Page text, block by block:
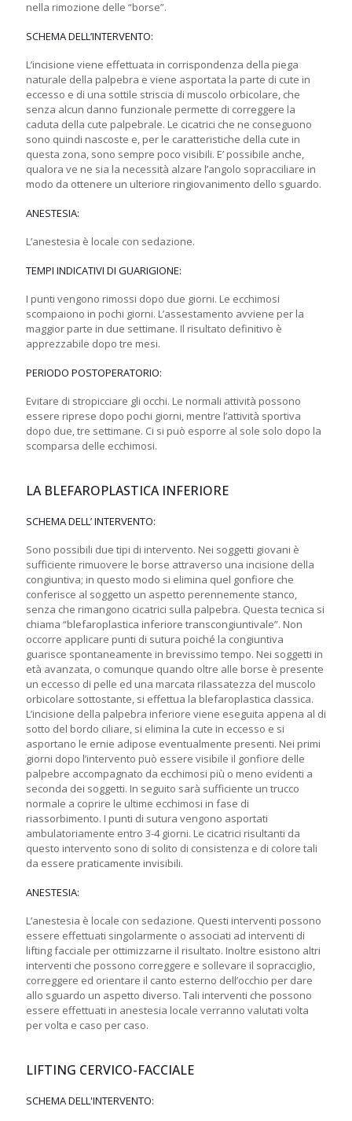
nella rimozione delle “borse”.
SCHEMA DELL’INTERVENTO:
L’incisione viene effettuata in corrispondenza della piega
naturale della palpebra e viene asportata la parte di cute in
eccesso e di una sottile striscia di muscolo orbicolare, che
senza alcun danno funzionale permette di correggere la
caduta della cute palpebrale. Le cicatrici che ne conseguono
sono quindi nascoste e, per le caratteristiche della cute in
questa zona, sono sempre poco visibili. E’ possibile anche,
qualora ve ne sia la necessità alzare l’angolo sopracciliare in
modo da ottenere un ulteriore ringiovanimento dello sguardo.
ANESTESIA:
L’anestesia è locale con sedazione.
TEMPI INDICATIVI DI GUARIGIONE:
I punti vengono rimossi dopo due giorni. Le ecchimosi
scompaiono in pochi giorni. L’assestamento avviene per la
maggior parte in due settimane. Il risultato definitivo è
apprezzabile dopo tre mesi.
PERIODO POSTOPERATORIO:
Evitare di stropicciare gli occhi. Le normali attività possono
essere riprese dopo pochi giorni, mentre l’attività sportiva
dopo due, tre settimane. Ci si può esporre al sole solo dopo la
scomparsa delle ecchimosi.
LA BLEFAROPLASTICA INFERIORE
SCHEMA DELL’ INTERVENTO:
Sono possibili due tipi di intervento. Nei soggetti giovani è
sufficiente rimuovere le borse attraverso una incisione della
congiuntiva; in questo modo si elimina quel gonfiore che
conferisce al soggetto un aspetto perennemente stanco,
senza che rimangono cicatrici sulla palpebra. Questa tecnica si
chiama “blefaroplastica inferiore transcongiuntivale”. Non
occorre applicare punti di sutura poiché la congiuntiva
guarisce spontaneamente in brevissimo tempo. Nei soggetti in
età avanzata, o comunque quando oltre alle borse è presente
un eccesso di pelle ed una marcata rilassatezza del muscolo
orbicolare sottostante, si effettua la blefaroplastica classica.
L’incisione della palpebra inferiore viene eseguita appena al di
sotto del bordo ciliare, si elimina la cute in eccesso e si
asportano le ernie adipose eventualmente presenti. Nei primi
giorni dopo l’intervento può essere visibile il gonfiore delle
palpebre accompagnato da ecchimosi più o meno evidenti a
seconda dei soggetti. In seguito sarà sufficiente un trucco
normale a coprire le ultime ecchimosi in fase di
riassorbimento. I punti di sutura vengono asportati
ambulatoriamente entro 3-4 giorni. Le cicatrici risultanti da
questo intervento sono di solito di consistenza e di colore tali
da essere praticamente invisibili.
ANESTESIA:
L’anestesia è locale con sedazione. Questi interventi possono
essere effettuati singolarmente o associati ad interventi di
lifting facciale per ottimizzarne il risultato. Inoltre esistono altri
interventi che possono correggere e sollevare il sopracciglio,
correggere ed orientare il canto esterno dell’occhio per dare
allo sguardo un aspetto diverso. Tali interventi che possono
essere effettuati in anestesia locale verranno valutati volta
per volta e caso per caso.
LIFTING CERVICO-FACCIALE
SCHEMA DELL'INTERVENTO: